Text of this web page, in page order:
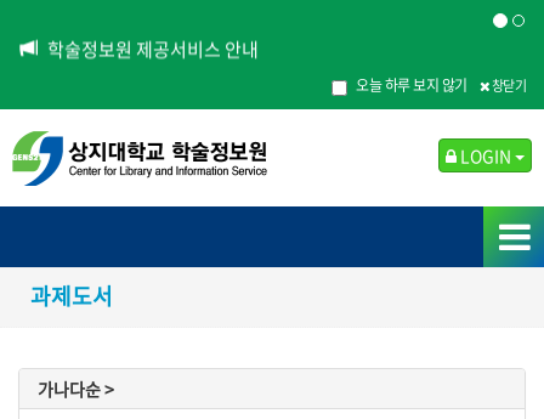
학술정보원 제공서비스 안내
오늘 하루 보지 않기 창닫기
LOGIN
과제도서
가나다순 >